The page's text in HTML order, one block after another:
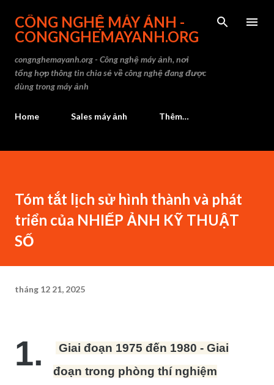
Chuyển đến nội dung chính
CÔNG NGHỆ MÁY ẢNH -
CONGNGHEMAYANH.ORG
congnghemayanh.org - Công nghệ máy ảnh, nơi
tổng hợp thông tin chia sẻ về công nghệ đang được
dùng trong máy ảnh
Home Sales máy ảnh Thêm…
Tóm tắt lịch sử hình thành và phát
triển của NHIẾP ẢNH KỸ THUẬT
SỐ
tháng 12 21, 2025
1.
Giai đoạn 1975 đến 1980 - Giai
đoạn trong phòng thí nghiệm